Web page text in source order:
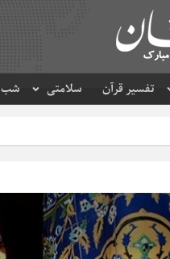
تفسیر قرآن سلامتی شب